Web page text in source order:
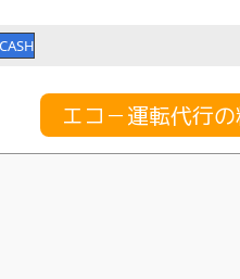
CASH
エコ－運転代行